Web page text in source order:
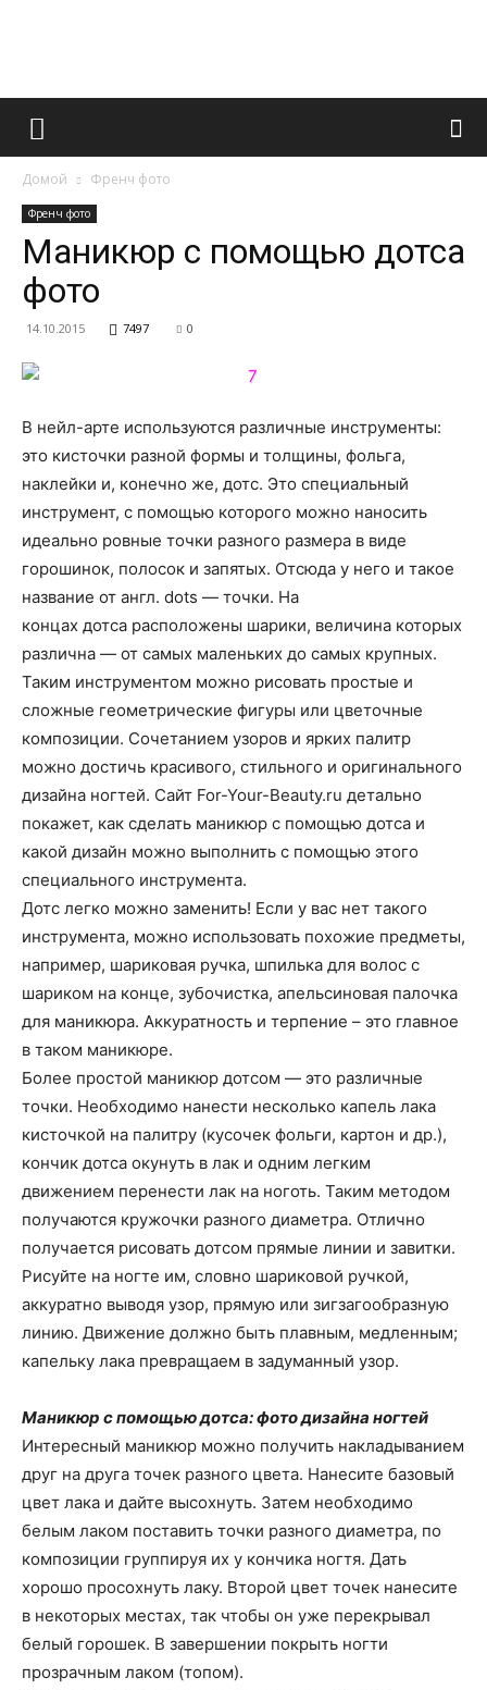
Французский
о
Домой Френч фото
Френч фото
Маникюр с помощью дотса
фото
14.10.2015 7497 0
В нейл-арте используются различные инструменты:
это кисточки разной формы и толщины, фольга,
наклейки и, конечно же, дотс. Это специальный
инструмент, с помощью которого можно наносить
идеально ровные точки разного размера в виде
горошинок, полосок и запятых. Отсюда у него и такое
название от англ. dots — точки. На
концах дотса расположены шарики, величина которых
различна — от самых маленьких до самых крупных.
Таким инструментом можно рисовать простые и
сложные геометрические фигуры или цветочные
композиции. Сочетанием узоров и ярких палитр
можно достичь красивого, стильного и оригинального
дизайна ногтей. Сайт For-Your-Beauty.ru детально
покажет, как сделать маникюр с помощью дотса и
какой дизайн можно выполнить с помощью этого
специального инструмента.
Дотс легко можно заменить! Если у вас нет такого
инструмента, можно использовать похожие предметы,
например, шариковая ручка, шпилька для волос с
шариком на конце, зубочистка, апельсиновая палочка
для маникюра. Аккуратность и терпение – это главное
в таком маникюре.
Более простой маникюр дотсом — это различные
точки. Необходимо нанести несколько капель лака
кисточкой на палитру (кусочек фольги, картон и др.),
кончик дотса окунуть в лак и одним легким
движением перенести лак на ноготь. Таким методом
получаются кружочки разного диаметра. Отлично
получается рисовать дотсом прямые линии и завитки.
Рисуйте на ногте им, словно шариковой ручкой,
аккуратно выводя узор, прямую или зигзагообразную
линию. Движение должно быть плавным, медленным;
капельку лака превращаем в задуманный узор.
Маникюр с помощью дотса: фото дизайна ногтей
Интересный маникюр можно получить накладыванием
друг на друга точек разного цвета. Нанесите базовый
цвет лака и дайте высохнуть. Затем необходимо
белым лаком поставить точки разного диаметра, по
композиции группируя их у кончика ногтя. Дать
хорошо просохнуть лаку. Второй цвет точек нанесите
в некоторых местах, так чтобы он уже перекрывал
белый горошек. В завершении покрыть ногти
прозрачным лаком (топом).